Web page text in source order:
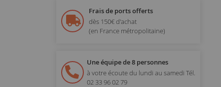
Frais de ports offerts
dès 150€ d'achat
(en France métropolitaine)
Une équipe de 8 personnes
à votre écoute du lundi au samedi Tél.
02 33 96 02 79